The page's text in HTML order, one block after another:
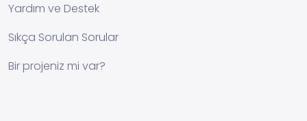
Yardım ve Destek
Sıkça Sorulan Sorular
Bir projeniz mi var?